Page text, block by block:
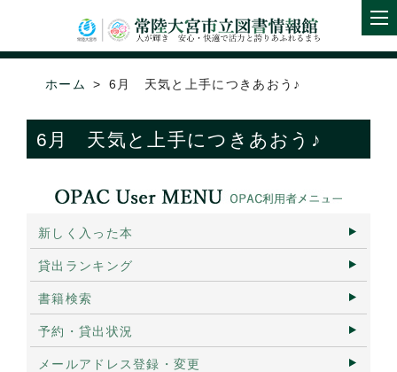
ホーム 6月 天気と上手につきあおう♪
6月 天気と上手につきあおう♪
新しく入った本
貸出ランキング
書籍検索
予約・貸出状況
メールアドレス登録・変更